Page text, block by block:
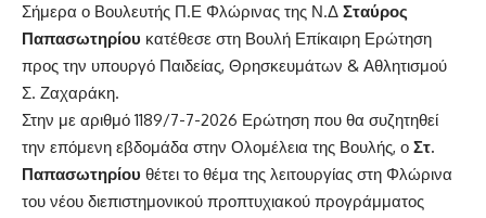
Σήμερα ο Βουλευτής Π.Ε Φλώρινας της Ν.Δ Σταύρος
Παπασωτηρίου κατέθεσε στη Βουλή Επίκαιρη Ερώτηση
προς την υπουργό Παιδείας, Θρησκευμάτων & Αθλητισμού
Σ. Ζαχαράκη.
Στην με αριθμό 1189/7-7-2026 Ερώτηση που θα συζητηθεί
την επόμενη εβδομάδα στην Ολομέλεια της Βουλής, ο Στ.
Παπασωτηρίου θέτει το θέμα της λειτουργίας στη Φλώρινα
του νέου διεπιστημονικού προπτυχιακού προγράμματος